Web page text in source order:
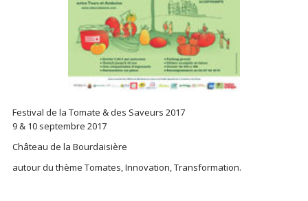
Festival de la Tomate & des Saveurs 2017
9 & 10 septembre 2017
Château de la Bourdaisière
autour du thème Tomates, Innovation, Transformation.